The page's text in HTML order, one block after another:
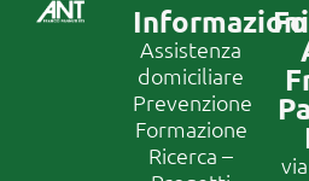
Informazioni
Assistenza
domiciliare
Prevenzione
Formazione
Ricerca –